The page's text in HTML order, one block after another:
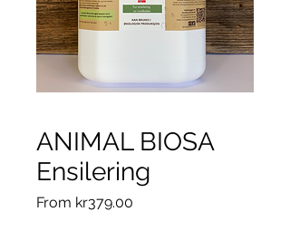
ANIMAL BIOSA
Ensilering
From kr379.00